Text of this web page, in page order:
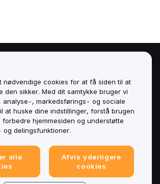
nødvendige cookies for at få siden til at
den sikker. Med dit samtykke bruger vi
analyse-, markedsførings- og sociale
at huske dine indstillinger, forstå brugen
forbedre hjemmesiden og understøtte
delingsfunktioner.
alle
Afvis yderligere
cookies